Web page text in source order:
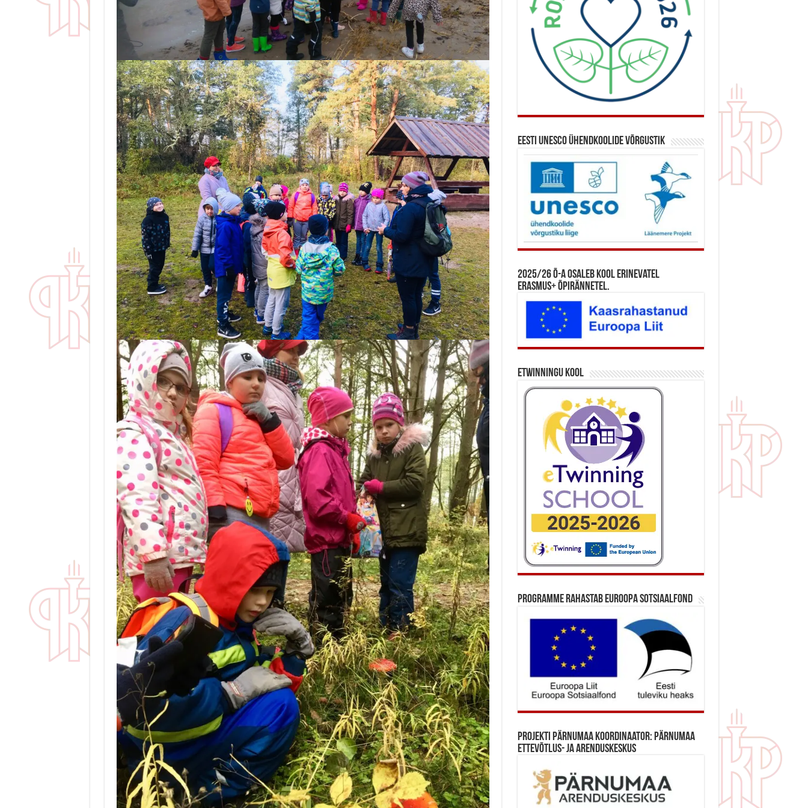
Eesti UNESCO ühendkoolide võrgustik
2025/26 õ-a osaleb kool erinevatel
Erasmus+ õpirännetel.
eTwinningu kool
Programme rahastab Euroopa Sotsiaalfond
Projekti Pärnumaa koordinaator: Pärnumaa
Ettevõtlus- ja Arenduskeskus